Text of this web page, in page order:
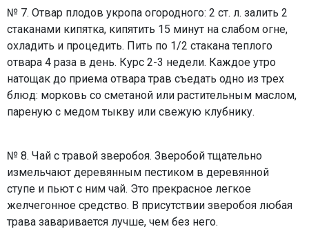
№ 7. Отвар плодов укропа огородного: 2 ст. л. залить 2
стаканами кипятка, кипятить 15 минут на слабом огне,
охладить и процедить. Пить по 1/2 стакана теплого
отвара 4 раза в день. Курс 2-3 недели. Каждое утро
натощак до приема отвара трав съедать одно из трех
блюд: морковь со сметаной или растительным маслом,
пареную с медом тыкву или свежую клубнику.
№ 8. Чай с травой зверобоя. Зверобой тщательно
измельчают деревянным пестиком в деревянной
ступе и пьют с ним чай. Это прекрасное легкое
желчегонное средство. В присутствии зверобоя любая
трава заваривается лучше, чем без него.